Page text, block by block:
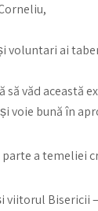
voluntari ai
să văd
voie bună în
a temeliei
viitorul Bisericii